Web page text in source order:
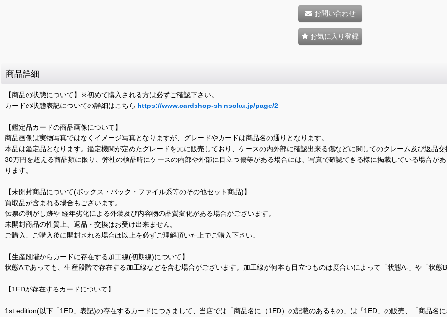
お問い合わせ
お気に入り登録
商品詳細
【商品の状態について】※初めて購入される方は必ずご確認下さい。
カードの状態表記についての詳細はこちら https://www.cardshop-shinsoku.jp/page/2
【鑑定品カードの商品画像について】
商品画像は実物写真ではなくイメージ写真となりますが、グレードやカードは商品名の通りとなります。
本品は鑑定品となります。鑑定機関が定めたグレードを元に販売しており、ケースの内外部に確認出来る傷などに関してのクレーム及び返品
30万円を超える商品類に限り、弊社の検品時にケースの内部や外部に目立つ傷等がある場合には、写真で確認できる様に掲載している場合が
ります。
【未開封商品について(ボックス・パック・ファイル系等のその他セット商品)】
買取品が含まれる場合もございます。
伝票の剥がし跡や 経年劣化による外装及び内容物の品質変化がある場合がございます。
未開封商品の性質上、返品・交換はお受け出来ません。
ご購入、ご購入後に開封される場合は以上を必ずご理解頂いた上でご購入下さい。
【生産段階からカードに存在する加工線(初期線)について】
状態Aであっても、生産段階で存在する加工線などを含む場合がございます。加工線が何本も目立つものは度合いによって「状態A-」や「状態B
【1EDが存在するカードについて】
1st edition(以下「1ED」表記)の存在するカードにつきまして、当店では「商品名に（1ED）の記載のあるもの」は「1ED」の販売、「商品名